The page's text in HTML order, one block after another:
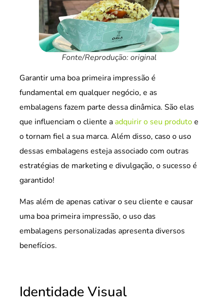
Fonte/Reprodução: original
Garantir uma boa primeira impressão é
fundamental em qualquer negócio, e as
embalagens fazem parte dessa dinâmica. São elas
que influenciam o cliente aadquirir o seu produtoe
o tornam fiel a sua marca. Além disso, caso o uso
dessas embalagens esteja associado com outras
estratégias de marketing e divulgação, o sucesso é
garantido!
Mas além de apenas cativar o seu cliente e causar
uma boa primeira impressão, o uso das
embalagens personalizadas apresenta diversos
benefícios.
Identidade Visual